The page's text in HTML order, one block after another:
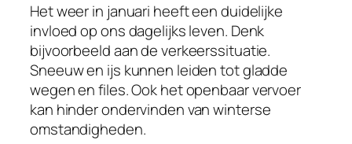
Het weer in januari heeft een duidelijke
invloed op ons dagelijks leven. Denk
bijvoorbeeld aan de verkeerssituatie.
Sneeuw en ijs kunnen leiden tot gladde
wegen en files. Ook het openbaar vervoer
kan hinder ondervinden van winterse
omstandigheden.